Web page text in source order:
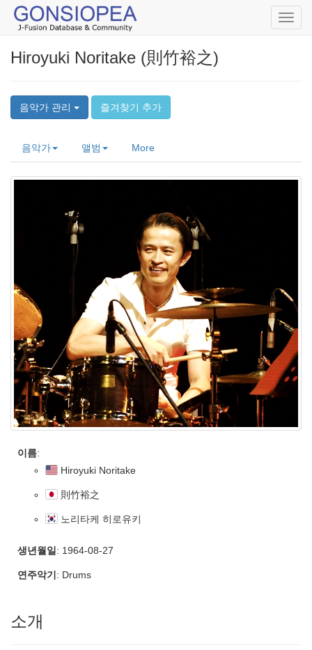
Hiroyuki Noritake (則竹裕之)
음악가 관리 즐겨찾기 추가
음악가 앨범 More
이름:
Hiroyuki Noritake
則竹裕之
노리타케 히로유키
생년월일: 1964-08-27
연주악기 : Drums
소개